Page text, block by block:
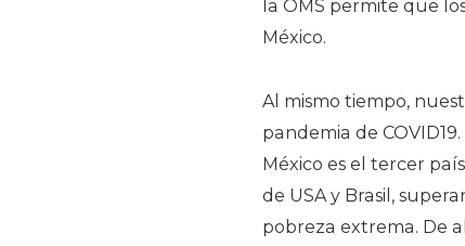
la OMS permite que
México.
Al mismo tiempo,
pandemia de
México es el tercer
de USA y Brasil,
pobreza extrema. De